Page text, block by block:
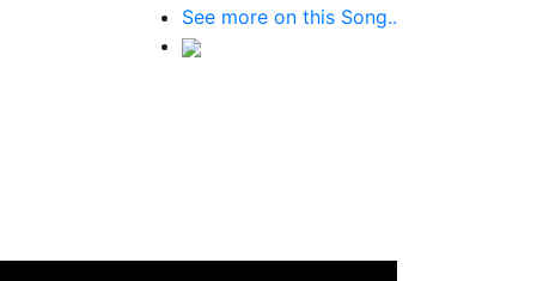
See more on this Song..